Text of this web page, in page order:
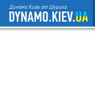
Динамо Киев от Шурика